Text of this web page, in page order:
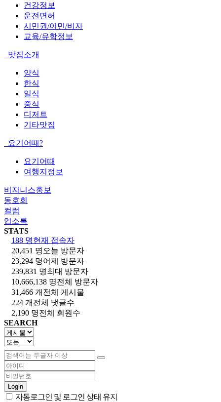
건강정보
운전면허
시민권/이민/비자
교육/유학정보
맛집소개
양식
한식
일식
중식
디저트
기타맛집
요기어때?
요기어때
여행지정보
비지니스홍보
동호회
컬럼
업소록
STATS
188 명현재 접속자
20,451 명오늘 방문자
23,294 명어제 방문자
239,831 명최대 방문자
10,666,138 명전체 방문자
31,466 개 전체 게시물
224 개 전체 댓글수
2,190 명전체 회원수
SEARCH
Login
자동로그인 및 로그인 상태 유지